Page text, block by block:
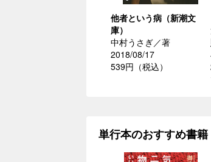
他者という病（新潮文
庫）
中村うさぎ／著
2018/08/17
539円（税込）
単行本のおすすめ書籍